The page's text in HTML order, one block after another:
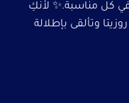
كل مناسبة.✨ لأنكِ
وتألقى بإطلالة